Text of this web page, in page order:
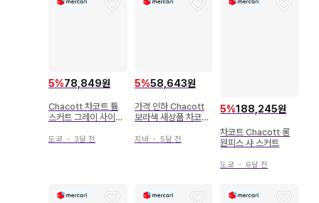
5%78,849원
Chacott 차코트 튤
스커트 그레이 사이즈
도쿄 ・ 3달 전
5%58,643원
가격 인하 Chacott
보라색 새상품 차코트
지바・ 5달 전
5%188,245원
차코트 Chacott 롱
원피스 샤 스커트
도쿄 ・ 6달 전